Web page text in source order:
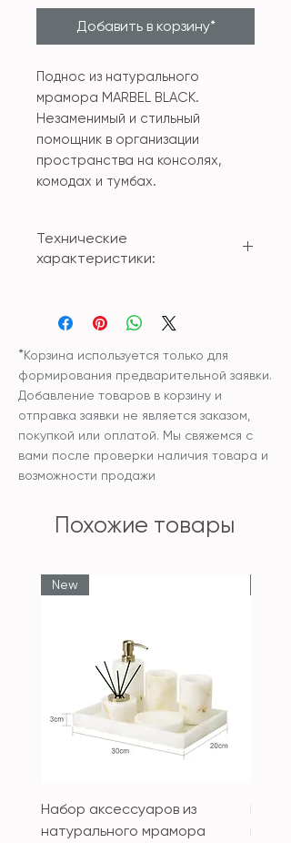
Добавить в корзину*
Поднос из натурального
мрамора MARBEL BLACK.
Незаменимый и стильный
помощник в организации
пространства на консолях,
комодах и тумбах.
Технические
характеристики:
Размер:
Поднос - 30*20*3см
*Корзина используется только для
формирования предварительной заявки.
Добавление товаров в корзину и
отправка заявки не является заказом,
покупкой или оплатой. Мы свяжемся с
вами после проверки наличия товара и
возможности продажи
Похожие товары
New
Набор аксессуаров из
натурального мрамора